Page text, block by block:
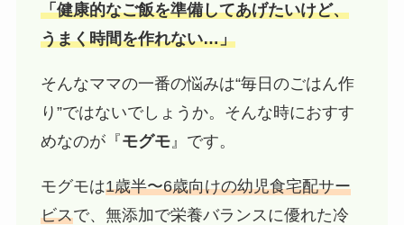
「健康的なご飯を準備してあげたいけど、
うまく時間を作れない…」
そんなママの一番の悩みは“毎日のごはん作
り”ではないでしょうか。そんな時におすす
めなのが『モグモ』です。
モグモは1歳半〜6歳向けの幼児食宅配サー
ビスで、無添加で栄養バランスに優れた冷